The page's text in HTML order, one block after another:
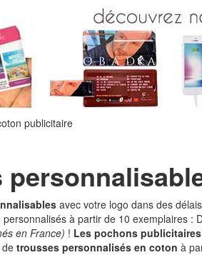
publicitaire
avec votre logo dans des
à partir de 10 exemplaires :
en France) ! Les pochons publicitaires
trousses personnalisés en coton à